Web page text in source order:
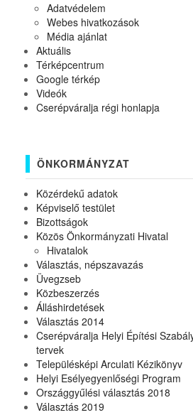
Adatvédelem
Webes hivatkozások
Média ajánlat
Aktuális
Térképcentrum
Google térkép
Videók
Cserépváralja régi honlapja
ÖNKORMÁNYZAT
Közérdekű adatok
Képviselő testület
Bizottságok
Közös Önkormányzati Hivatal
Hivatalok
Választás, népszavazás
Üvegzseb
Közbeszerzés
Álláshirdetések
Választás 2014
Cserépváralja Helyi Építési
tervek
Településképi Arculati Kézikönyv
Helyi Esélyegyenlőségi Program
Országgyűlési választás 2018
Választás 2019